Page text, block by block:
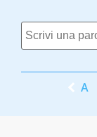
A